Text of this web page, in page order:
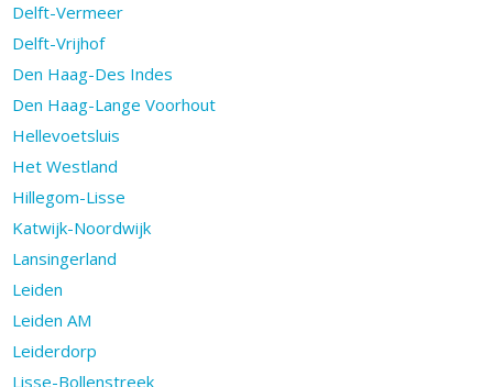
Delft-Vermeer
Delft-Vrijhof
Den Haag-Des Indes
Den Haag-Lange Voorhout
Hellevoetsluis
Het Westland
Hillegom-Lisse
Katwijk-Noordwijk
Lansingerland
Leiden
Leiden AM
Leiderdorp
Lisse-Bollenstreek